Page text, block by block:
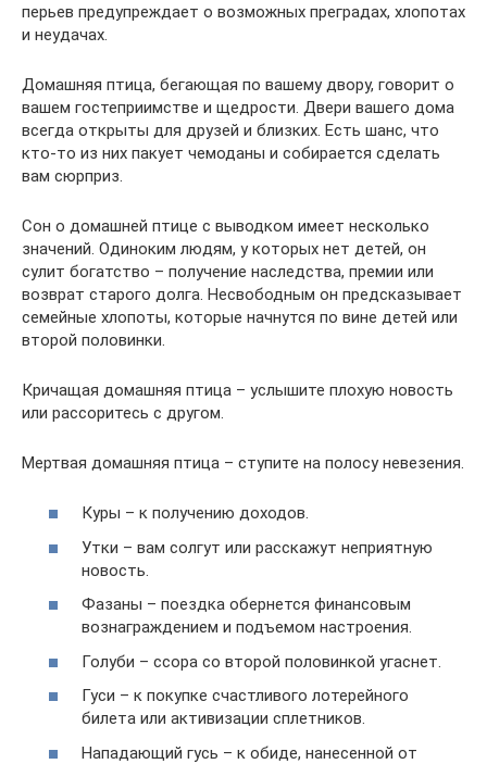
перьев предупреждает о возможных преградах, хлопотах
и неудачах.
Домашняя птица, бегающая по вашему двору, говорит о
вашем гостеприимстве и щедрости. Двери вашего дома
всегда открыты для друзей и близких. Есть шанс, что
кто-то из них пакует чемоданы и собирается сделать
вам сюрприз.
Сон о домашней птице с выводком имеет несколько
значений. Одиноким людям, у которых нет детей, он
сулит богатство – получение наследства, премии или
возврат старого долга. Несвободным он предсказывает
семейные хлопоты, которые начнутся по вине детей или
второй половинки.
Кричащая домашняя птица – услышите плохую новость
или рассоритесь с другом.
Мертвая домашняя птица – ступите на полосу невезения.
Куры – к получению доходов.
Утки – вам солгут или расскажут неприятную
новость.
Фазаны – поездка обернется финансовым
вознаграждением и подъемом настроения.
Голуби – ссора со второй половинкой угаснет.
Гуси – к покупке счастливого лотерейного
билета или активизации сплетников.
Нападающий гусь – к обиде, нанесенной от